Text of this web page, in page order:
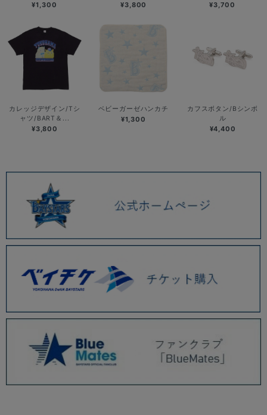
¥1,300 ¥3,800 ¥3,700
カレッジデザイン/Tシ
ャツ/BART＆...
¥3,800
ベビーガーゼハンカチ
¥1,300
カフスボタン/Bシンボ
ル
¥4,400